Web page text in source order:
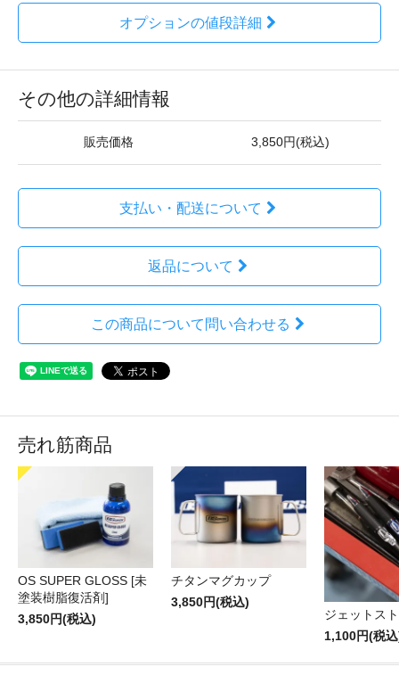
オプションの値段詳細
その他の詳細情報
販売価格 3,850円(税込)
支払い・配送について
返品について
この商品について問い合わせる
売れ筋商品
OS SUPER GLOSS [未
塗装樹脂復活剤]
3,850円(税込)
チタンマグカップ
3,850円(税込)
ジェットス
1,100円(税